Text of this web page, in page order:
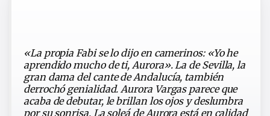
«La propia Fabi se lo dijo en camerinos: «Yo he
aprendido mucho de ti, Aurora». La de Sevilla, la
gran dama del cante de Andalucía, también
derrochó genialidad. Aurora Vargas parece que
acaba de debutar, le brillan los ojos y deslumbra
por su sonrisa. La soleá de Aurora está en calidad